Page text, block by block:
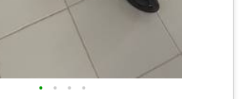
• • • •